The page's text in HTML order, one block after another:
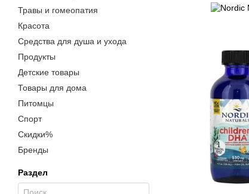
Травы и гомеопатия
Красота
Средства для душа и ухода
Продукты
Детские товары
Товары для дома
Питомцы
Спорт
Скидки%
Бренды
Раздел